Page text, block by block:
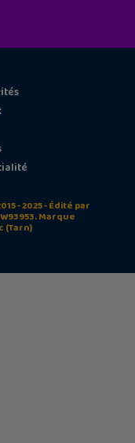
- 2025 - Édité par
Marque
(Tarn)